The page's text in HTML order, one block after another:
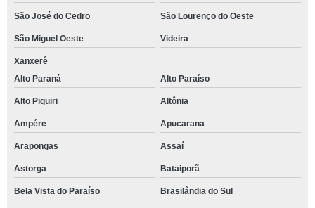
São José do Cedro São Lourenço do Oeste
São Miguel Oeste Videira
Xanxerê
Alto Paraná
Alto Paraíso
Alto Piquiri Altônia
Ampére Apucarana
Arapongas Assaí
Astorga Bataiporã
Bela Vista do Paraíso Brasilândia do Sul